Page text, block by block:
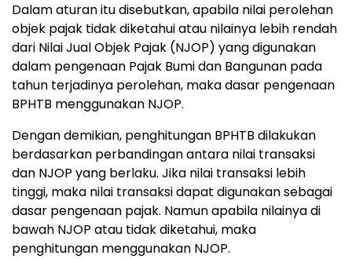
Dalam aturan itu disebutkan, apabila nilai perolehan
objek pajak tidak diketahui atau nilainya lebih rendah
dari Nilai Jual Objek Pajak (NJOP) yang digunakan
dalam pengenaan Pajak Bumi dan Bangunan pada
tahun terjadinya perolehan, maka dasar pengenaan
BPHTB menggunakan NJOP.
Dengan demikian, penghitungan BPHTB dilakukan
berdasarkan perbandingan antara nilai transaksi
dan NJOP yang berlaku. Jika nilai transaksi lebih
tinggi, maka nilai transaksi dapat digunakan sebagai
dasar pengenaan pajak. Namun apabila nilainya di
bawah NJOP atau tidak diketahui, maka
penghitungan menggunakan NJOP.